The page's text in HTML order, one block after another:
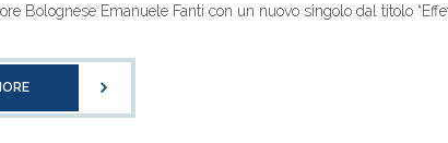
Bolognese Emanuele Fanti con un nuovo singolo dal titolo